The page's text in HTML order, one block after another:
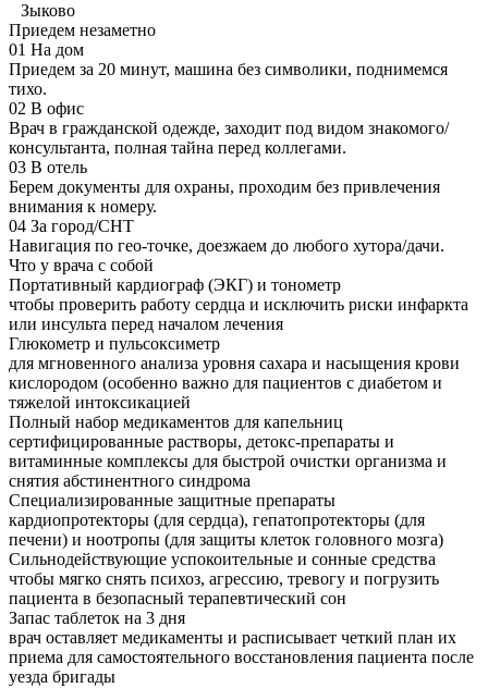
Зыково
Приедем незаметно
01 На дом
Приедем за 20 минут, машина без символики, поднимемся
тихо.
02 В офис
Врач в гражданской одежде, заходит под видом знакомого/
консультанта, полная тайна перед коллегами.
03 В отель
Берем документы для охраны, проходим без привлечения
внимания к номеру.
04 За город/СНТ
Навигация по гео-точке, доезжаем до любого хутора/дачи.
Что у врача с собой
Портативный кардиограф (ЭКГ) и тонометр
чтобы проверить работу сердца и исключить риски инфаркта
или инсульта перед началом лечения
Глюкометр и пульсоксиметр
для мгновенного анализа уровня сахара и насыщения крови
кислородом (особенно важно для пациентов с диабетом и
тяжелой интоксикацией
Полный набор медикаментов для капельниц
сертифицированные растворы, детокс-препараты и
витаминные комплексы для быстрой очистки организма и
снятия абстинентного синдрома
Специализированные защитные препараты
кардиопротекторы (для сердца), гепатопротекторы (для
печени) и ноотропы (для защиты клеток головного мозга)
Сильнодействующие успокоительные и сонные средства
чтобы мягко снять психоз, агрессию, тревогу и погрузить
пациента в безопасный терапевтический сон
Запас таблеток на 3 дня
врач оставляет медикаменты и расписывает четкий план их
приема для самостоятельного восстановления пациента после
уезда бригады